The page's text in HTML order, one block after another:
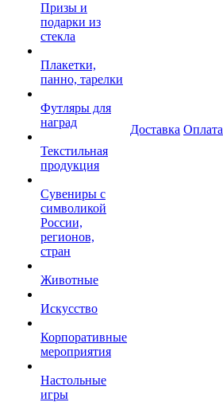
Призы и
подарки из
стекла
Плакетки,
панно, тарелки
Футляры для
наград
Текстильная
продукция
Сувениры с
символикой
России,
регионов,
стран
Животные
Искусство
Корпоративные
мероприятия
Настольные
игры
Доставка Оплата